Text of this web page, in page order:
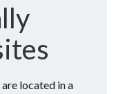
located in a